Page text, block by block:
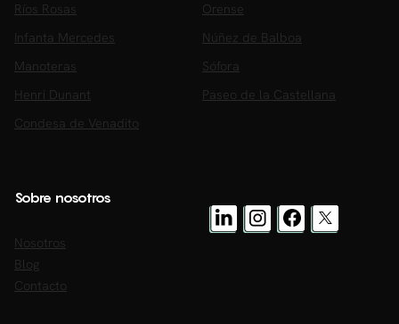
Ríos Rosas
Orense
Infanta Mercedes
Núñez de Balboa
Manoteras
Sófora
Henri Dunant
Paseo de la Castellana
Condesa de Venadito
Sobre nosotros
Nosotros
Blog
Contacto